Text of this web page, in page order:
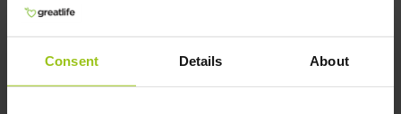
Consent Details About
Bode JC, Zelder O, Rumpelt HJ, Wittkamp U.
Eur J Clin Invest 1973;3:436–441. [PubMed:
4772339]